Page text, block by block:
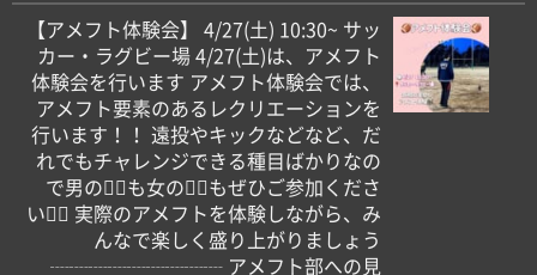
【アメフト体験会】 4/27(土) 10:30~ サッ
カー・ラグビー場 4/27(土)は、アメフト
体験会を行います アメフト体験会では、
アメフト要素のあるレクリエーションを
行います！！ 遠投やキックなどなど、だ
れでもチャレンジできる種目ばかりなの
で男の子🏻も女の子🏻もぜひご参加くださ
い！🏻 実際のアメフトを体験しながら、み
んなで楽しく盛り上がりましょう
┈┈┈┈┈┈┈┈┈ アメフト部への見